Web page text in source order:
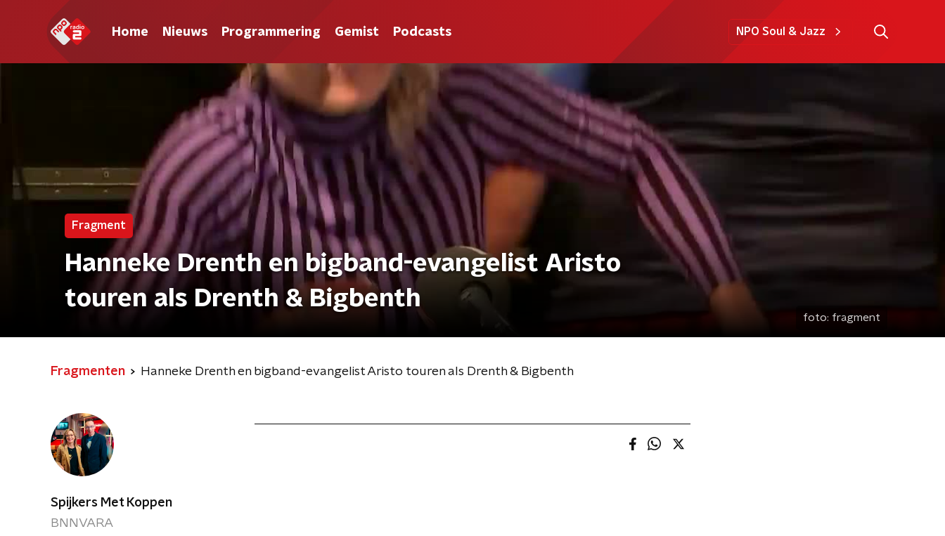
Home Nieuws Programmering Gemist Podcasts NPO Soul & Jazz
Fragment
Hanneke Drenth en bigband-evangelist Aristo
touren als Drenth & Bigbenth
foto: fragment
Fragmenten Hanneke Drenth en bigband-evangelist Aristo touren als Drenth & Bigbenth
Spijkers Met Koppen
BNNVARA